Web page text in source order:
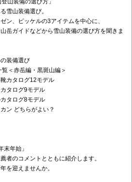
山装備の選び方」
雪山装備選び。
ン、ピッケルの3アイテムを中心に、
岳ガイドなどから雪山装備の選び方を聞きま
装備選び
＜赤岳編・黒斑山編＞
カタログ12モデル
タログ9モデル
タログ8モデル
ン どちらがよい？
年始」
者のコメントとともに紹介します。
を迎えませんか。